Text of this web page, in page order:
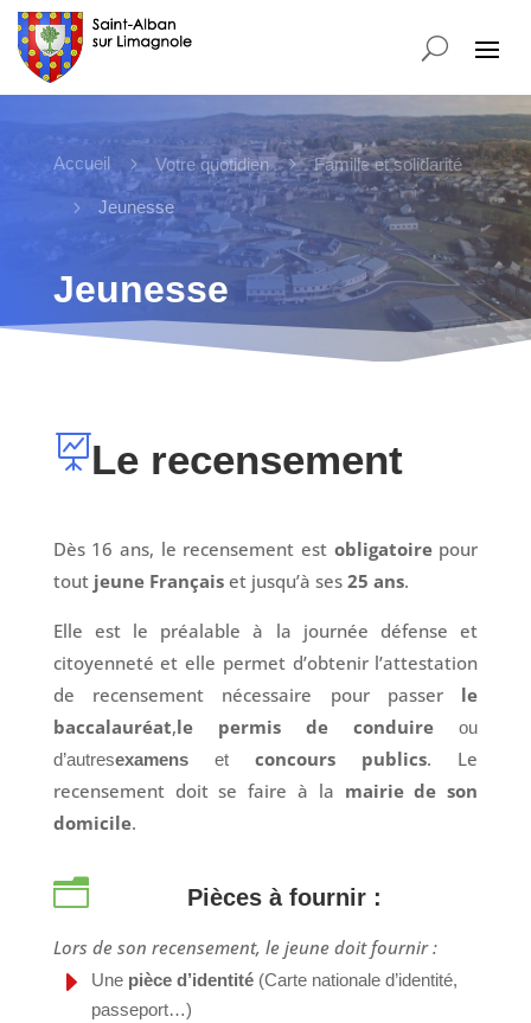
Accueil 5 Votre quotidien 5 Famille et solidarité
5 Jeunesse
Jeunesse
Le recensement
Dès 16 ans, le recensement est obligatoire pour
tout jeune Françaiset jusqu’à ses 25 ans.
Elle est le préalable à la journée défense et
citoyenneté et elle permet d’obtenir l’attestation
de recensement nécessaire pour passer le
baccalauréat,le permis de conduire ou
d’autresexamenset concours publics. Le
recensement doit se faire à la mairie de son
domicile.
n Pièces à fournir :
Lors de son recensement, le jeune doit fournir :
E Une pièce d’identité(Carte nationale d’identité,
passeport…)